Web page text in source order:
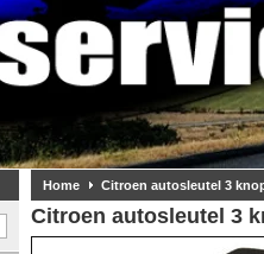
Home Citroen autosleutel 3
Citroen autosleutel 3